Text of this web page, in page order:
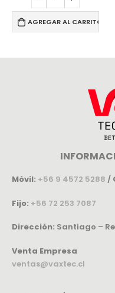
AGREGAR AL CARRITO
Móvil: +56 9 4572 5288 /
Fijo: +56 72 253 7087
Dirección: Santiago –
Venta Empresa
ventas@vaxtec.cl